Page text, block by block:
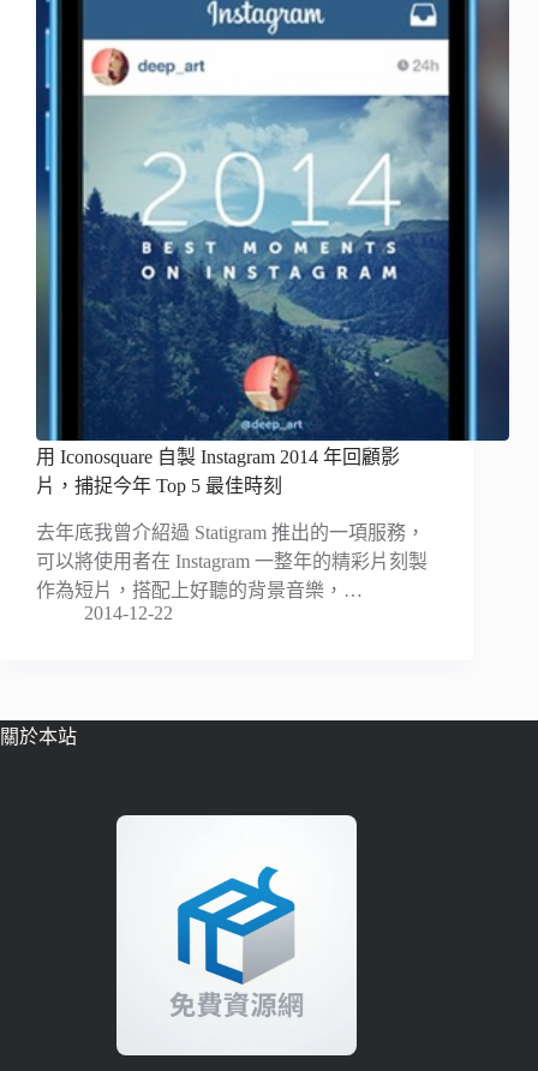
用 Iconosquare 自製 Instagram 2014 年回顧影
片，捕捉今年 Top 5 最佳時刻
去年底我曾介紹過 Statigram 推出的一項服務，
可以將使用者在 Instagram 一整年的精彩片刻製
作為短片，搭配上好聽的背景音樂，…
2014-12-22
關於本站